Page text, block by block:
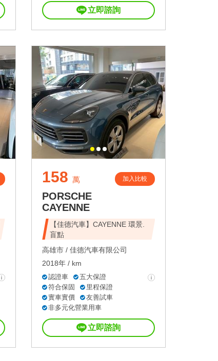
立即諮詢
158 萬 加入比較
PORSCHE
CAYENNE
【佳德汽車】CAYENNE 環景.
盲點
高雄市 / 佳德汽車有限公司
2018年 / km
認證車
五大保證
符合保固
里程保證
實車實價
友善試車
非多元化營業用車
立即諮詢